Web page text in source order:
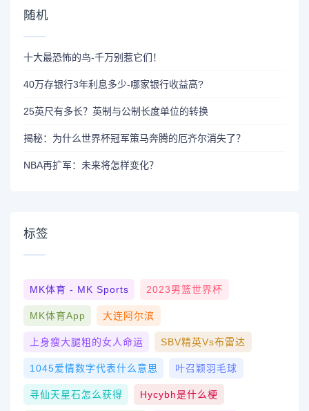
随机
十大最恐怖的鸟-千万别惹它们！
40万存银行3年利息多少-哪家银行收益高?
25英尺有多长？英制与公制长度单位的转换
揭秘：为什么世界杯冠军策马奔腾的厄齐尔消失了？
NBA再扩军：未来将怎样变化？
标签
MK体育 - MK Sports 2023男篮世界杯
MK体育App 大连阿尔滨
上身瘦大腿粗的女人命运 SBV精英vs布雷达
1045爱情数字代表什么意思 叶召颖羽毛球
寻仙天星石怎么获得 Hycybh是什么梗